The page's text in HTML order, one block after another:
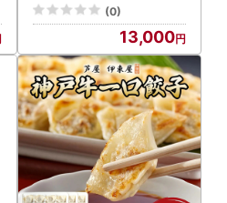
(0)
13,000